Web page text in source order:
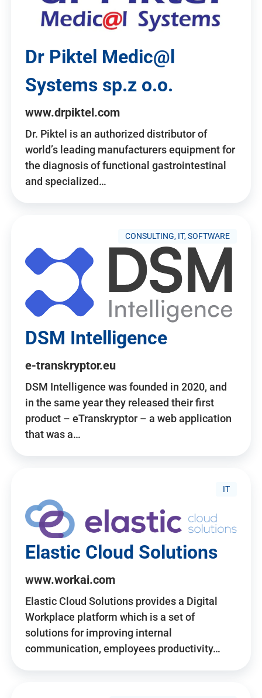
Dr Piktel Medic@l
Systems sp.z o.o.
www.drpiktel.com
Dr. Piktel is an authorized distributor of
world’s leading manufacturers equipment for
the diagnosis of functional gastrointestinal
and specialized…
CONSULTING, IT, SOFTWARE
DSM Intelligence
e-transkryptor.eu
DSM Intelligence was founded in 2020, and
in the same year they released their first
product – eTranskryptor – a web application
that was a…
IT
Elastic Cloud Solutions
www.workai.com
Elastic Cloud Solutions provides a Digital
Workplace platform which is a set of
solutions for improving internal
communication, employees productivity…